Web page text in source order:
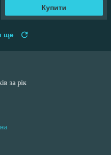
Купити
ще
за рік